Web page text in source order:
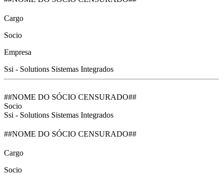
Cargo
Socio
Empresa
Ssi - Solutions Sistemas Integrados
##NOME DO SÓCIO CENSURADO##
Socio
Ssi - Solutions Sistemas Integrados
##NOME DO SÓCIO CENSURADO##
Cargo
Socio